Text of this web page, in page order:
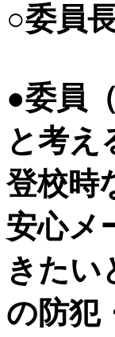
○委員
●委員
と考え
登校時
安心メ
きた
の防犯